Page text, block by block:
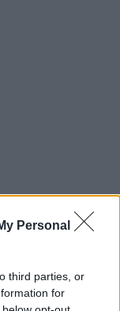
Personal
third parties, or
for